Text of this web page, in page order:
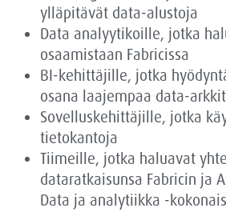
ylläpitävät data-alustoja
Data analyytikoille, jotka
osaamistaan Fabricissa
BI-kehittäjille, jotka
osana laajempaa data-
Sovelluskehittäjille, jotka
tietokantoja
Tiimeille, jotka haluavat
dataratkaisunsa Fabricin ja
Data ja analytiikka -